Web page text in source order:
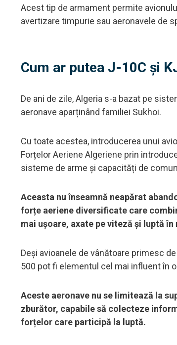
Acest tip de armament permite
avertizare timpurie sau aeronavele de
Cum ar putea J-10C și
De ani de zile, Algeria s-a bazat pe
aeronave aparținând familiei Sukhoi.
Cu toate acestea, introducerea unui
Forțelor Aeriene Algeriene prin
sisteme de arme și capacități de
Aceasta nu înseamnă neapărat
forțe aeriene diversificate care
mai ușoare, axate pe viteză și luptă în
Deși avioanele de vânătoare primesc
500 pot fi elementul cel mai influent în
Aceste aeronave nu se limitează la
zburător, capabile să colecteze
forțelor care participă la luptă.